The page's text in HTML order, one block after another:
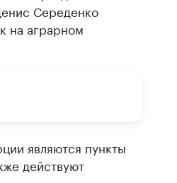
Середенко
на аграрном
являются пункты
действуют